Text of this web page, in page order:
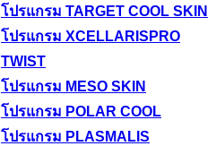
โปรแกรม TARGET COOL SKIN
โปรแกรม XCELLARISPRO
TWIST
โปรแกรม MESO SKIN
โปรแกรม POLAR COOL
โปรแกรม PLASMALIS